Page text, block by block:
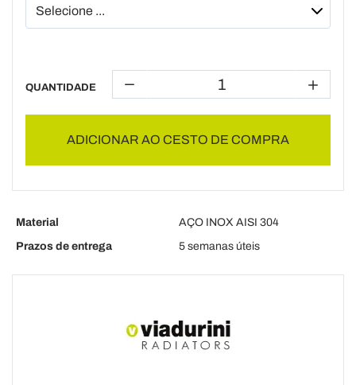
QUANTIDADE
ADICIONAR AO CESTO DE COMPRA
Material
AÇO INOX AISI 304
Prazos de entrega
5 semanas úteis